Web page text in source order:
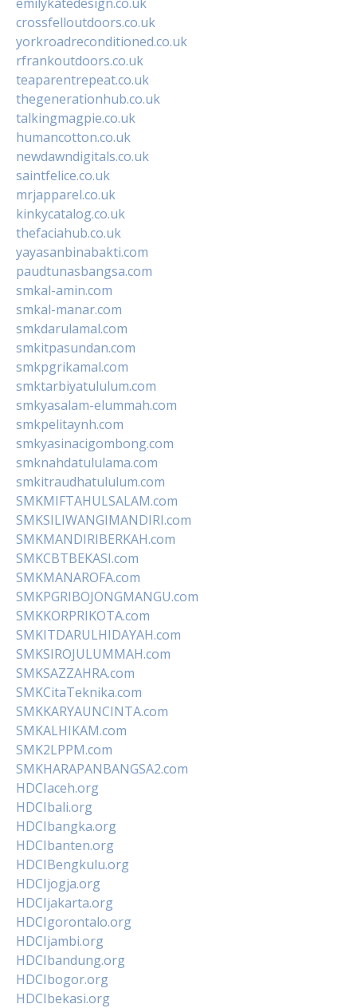
crossfelloutdoors.co.uk
yorkroadreconditioned.co.uk
rfrankoutdoors.co.uk
teaparentrepeat.co.uk
thegenerationhub.co.uk
talkingmagpie.co.uk
humancotton.co.uk
newdawndigitals.co.uk
saintfelice.co.uk
mrjapparel.co.uk
kinkycatalog.co.uk
thefaciahub.co.uk
yayasanbinabakti.com
paudtunasbangsa.com
smkal-amin.com
smkal-manar.com
smkdarulamal.com
smkitpasundan.com
smkpgrikamal.com
smktarbiyatululum.com
smkyasalam-elummah.com
smkpelitaynh.com
smkyasinacigombong.com
smknahdatululama.com
smkitraudhatululum.com
SMKMIFTAHULSALAM.com
SMKSILIWANGIMANDIRI.com
SMKMANDIRIBERKAH.com
SMKCBTBEKASI.com
SMKMANAROFA.com
SMKPGRIBOJONGMANGU.com
SMKKORPRIKOTA.com
SMKITDARULHIDAYAH.com
SMKSIROJULUMMAH.com
SMKSAZZAHRA.com
SMKCitaTeknika.com
SMKKARYAUNCINTA.com
SMKALHIKAM.com
SMK2LPPM.com
SMKHARAPANBANGSA2.com
HDCIaceh.org
HDCIbali.org
HDCIbangka.org
HDCIbanten.org
HDCIBengkulu.org
HDCIjogja.org
HDCIjakarta.org
HDCIgorontalo.org
HDCIjambi.org
HDCIbandung.org
HDCIbogor.org
HDCIbekasi.org